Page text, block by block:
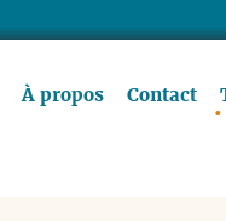
À propos Contact